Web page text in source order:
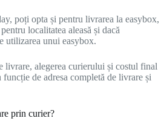
poți opta și pentru livrarea la easybox,
localitatea aleasă și dacă
utilizarea unui easybox.
alegerea curierului și costul final
de adresa completă de livrare și
prin curier?